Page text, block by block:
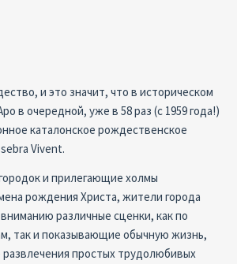
и это значит, что в историческом
в очередной, уже в 58 раз (с 1959 года!)
каталонское рождественское
Vivent.
и прилегающие холмы
рождения Христа, жители города
различные сценки, как по
так и показывающие обычную жизнь,
простых трудолюбивых